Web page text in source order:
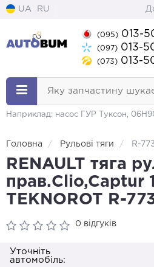
UA RU
(095) 013-
(097) 013-
(073) 013-
Яку запчастину
Наприклад: насос ГУР Туксон,
Головна Рульові тяги R-
RENAULT тяга
прав.Clio,Captur
TEKNOROT R-
0 відгуків
Уточніть
автомобіль: